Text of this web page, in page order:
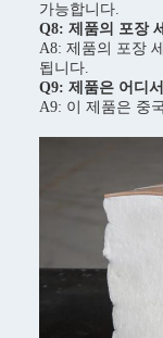
가능합니다.
Q8: 제품의 포장
A8: 제품의 포장
됩니다.
Q9: 제품은 어디
A9: 이 제품은 중